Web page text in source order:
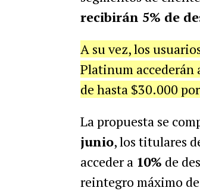
recibirán 5% de
A su vez, los
Platinum accederán
de hasta $30.000
La propuesta se
junio, los titulares
acceder a 10% de
reintegro máximo de